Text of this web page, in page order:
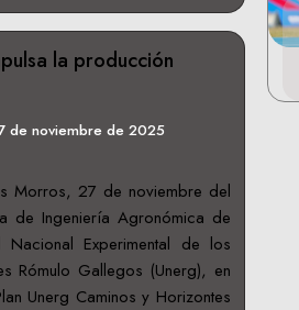
la producción
de noviembre de 2025
Morros, 27 de noviembre del
de Ingeniería Agronómica de
Nacional Experimental de los
Rómulo Gallegos (Unerg), en
Unerg Caminos y Horizontes